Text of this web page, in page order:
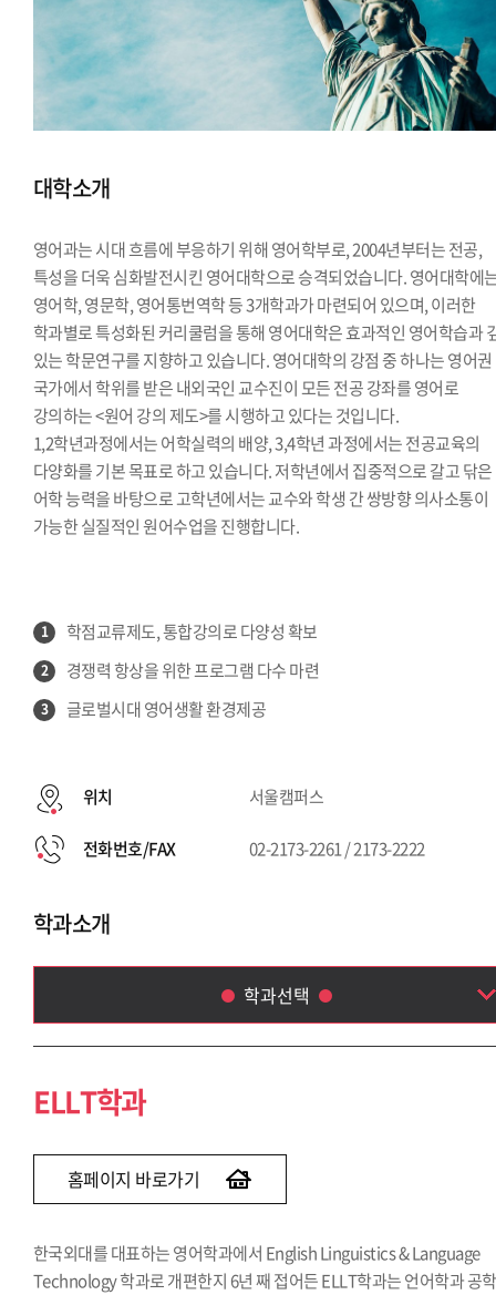
대학소개
영어과는 시대 흐름에 부응하기 위해 영어학부로, 2004년부터는 전공,
특성을 더욱 심화발전시킨 영어대학으로 승격되었습니다. 영어대학에
영어학, 영문학, 영어통번역학 등 3개학과가 마련되어 있으며, 이러한
학과별로 특성화된 커리쿨럼을 통해 영어대학은 효과적인 영어학습과
있는 학문연구를 지향하고 있습니다. 영어대학의 강점 중 하나는 영어권
국가에서 학위를 받은 내외국인 교수진이 모든 전공 강좌를 영어로
강의하는 <원어 강의 제도>를 시행하고 있다는 것입니다.
1,2학년과정에서는 어학실력의 배양, 3,4학년 과정에서는 전공교육의
다양화를 기본 목표로 하고 있습니다. 저학년에서 집중적으로 갈고 닦은
어학 능력을 바탕으로 고학년에서는 교수와 학생 간 쌍방향 의사소통이
가능한 실질적인 원어수업을 진행합니다.
1 학점교류제도, 통합강의로 다양성 확보
2 경쟁력 항상을 위한 프로그램 다수 마련
3 글로벌시대 영어생활 환경제공
위치 서울캠퍼스
전화번호/FAX 02-2173-2261 / 2173-2222
학과소개
학과선택
ELLT학과
ELLT학과
홈페이지 바로가기
한국외대를 대표하는 영어학과에서 English Linguistics & Language
Technology 학과로 개편한지 6년 째 접어든 ELLT학과는 언어학과 공학